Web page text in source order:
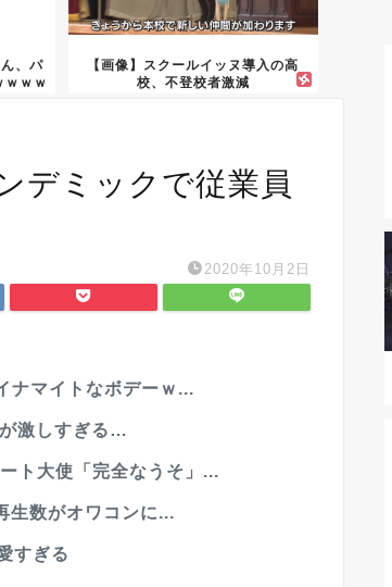
、パ
ｗｗｗ
【画像】スクールイッヌ導入の高
校、不登校者激減
デミックで従業員
2020年10月2日
ナマイトなボデーｗ...
激しすぎる…
ト大使「完全なうそ」...
生数がオワコンに...
すぎる